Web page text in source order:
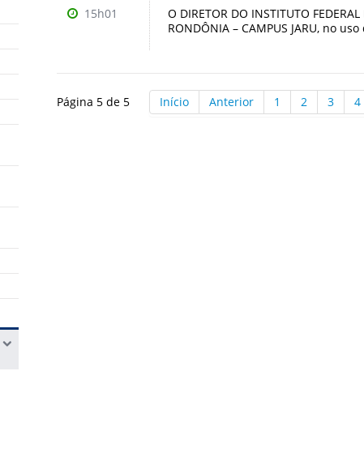
O DIRETOR DO INSTITUTO
RONDÔNIA – CAMPUS JARU, no
15h01
Página 5 de 5 Início Anterior 1 2 3 4